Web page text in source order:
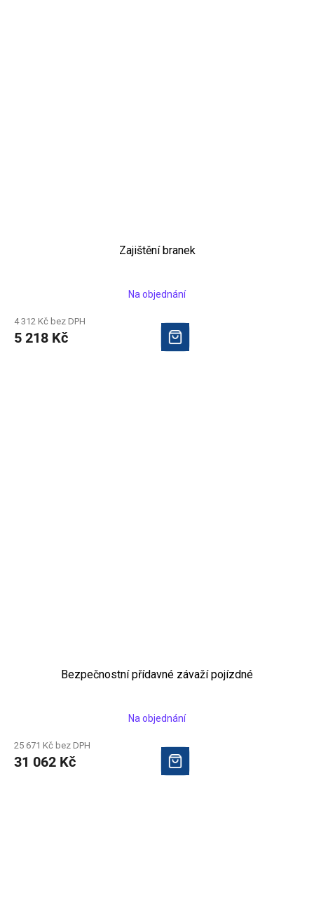
Zajištění branek
Na objednání
4 312 Kč bez DPH
5 218 Kč
Bezpečnostní přídavné závaží pojízdné
Na objednání
25 671 Kč bez DPH
31 062 Kč